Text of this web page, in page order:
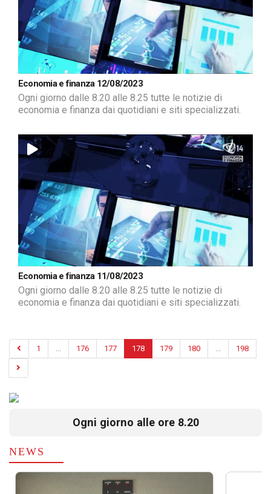
Economia e finanza 12/08/2023
Ogni giorno dalle 8.20 alle 8.25 tutte le notizie di
economia e finanza dai quotidiani e siti specializzati.
Economia e finanza 11/08/2023
Ogni giorno dalle 8.20 alle 8.25 tutte le notizie di
economia e finanza dai quotidiani e siti specializzati.
1 ... 176 177 178 179 180 ... 198
Ogni giorno alle ore 8.20
NEWS